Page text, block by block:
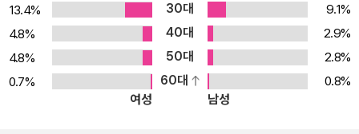
수를 확인합니다. - 해설집을 보며 정답 및 오답의 이유를 파악하고,
특히 틀린 문제와 고난도 문제는 해석/해설을 꼼꼼히 확인합니다.
13.4%
30대
9.1%
4.8%
40대
2.9%
4.8%
50대
2.8%
0.7%
60대
0.8%
여성
남성